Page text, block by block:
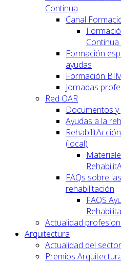
Continua
Canal
Formación
ayudas
Formación
Jornadas
Red OAR
Documentos y
Ayudas a la
(local)
FAQs sobre
rehabilitación
FAQS
Actualidad
Arquitectura
Actualidad del sector
Premios